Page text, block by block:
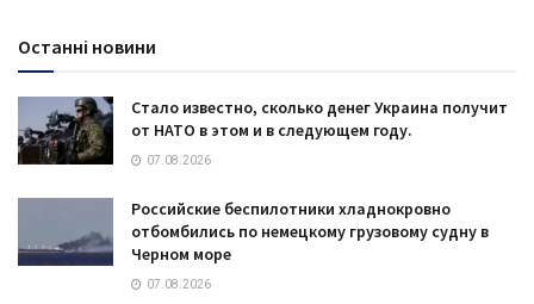
Останні новини
Стало известно, сколько денег Украина получит
от НАТО в этом и в следующем году.
07.08.2026
Российские беспилотники хладнокровно
отбомбились по немецкому грузовому судну в
Черном море
07.08.2026